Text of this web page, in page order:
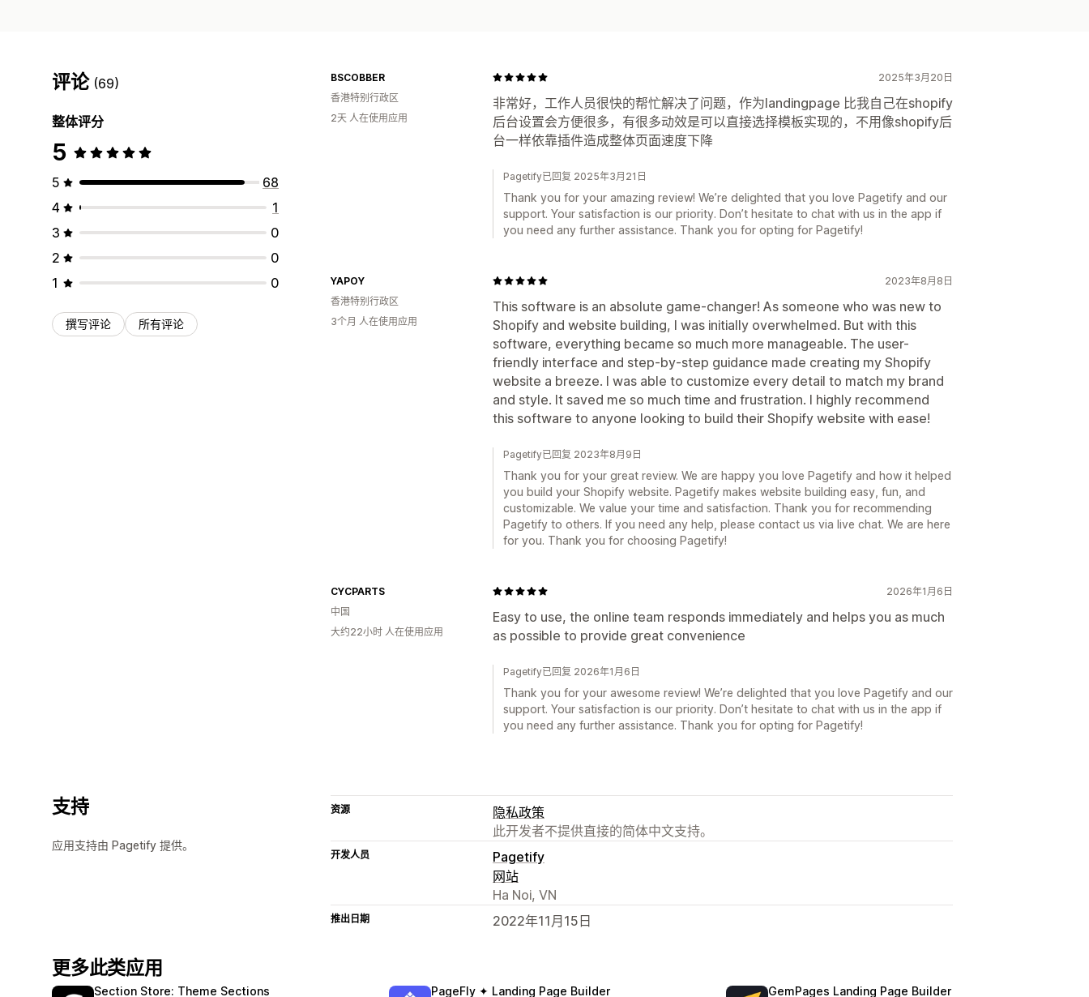
评论 (69)
整体评分
5
5
68
4
1
3
0
2
0
1
0
撰写评论 所有评论
2025年3月20日
非常好，工作人员很快的帮忙解决了问题，作为landingpage 比我自己在shopify
后台设置会方便很多，有很多动效是可以直接选择模板实现的，不用像shopify后
台一样依靠插件造成整体页面速度下降
BSCOBBER
香港特别行政区
2天 人在使用应用
Pagetify已回复 2025年3月21日
Thank you for your amazing review! We’re delighted that you love Pagetify and our
support. Your satisfaction is our priority. Don’t hesitate to chat with us in the app if
you need any further assistance. Thank you for opting for Pagetify!
2023年8月8日
This software is an absolute game-changer! As someone who was new to
Shopify and website building, I was initially overwhelmed. But with this
software, everything became so much more manageable. The user-
friendly interface and step-by-step guidance made creating my Shopify
website a breeze. I was able to customize every detail to match my brand
and style. It saved me so much time and frustration. I highly recommend
this software to anyone looking to build their Shopify website with ease!
YAPOY
香港特别行政区
3个月 人在使用应用
Pagetify已回复 2023年8月9日
Thank you for your great review. We are happy you love Pagetify and how it helped
you build your Shopify website. Pagetify makes website building easy, fun, and
customizable. We value your time and satisfaction. Thank you for recommending
Pagetify to others. If you need any help, please contact us via live chat. We are here
for you. Thank you for choosing Pagetify!
2026年1月6日
Easy to use, the online team responds immediately and helps you as much
as possible to provide great convenience
CYCPARTS
中国
大约22小时 人在使用应用
Pagetify已回复 2026年1月6日
Thank you for your awesome review! We’re delighted that you love Pagetify and our
support. Your satisfaction is our priority. Don’t hesitate to chat with us in the app if
you need any further assistance. Thank you for opting for Pagetify!
支持
应用支持由 Pagetify 提供。
资源
隐私政策
此开发者不提供直接的简体中文支持。
开发人员
Pagetify
网站
Ha Noi, VN
推出日期 2022年11月15日
更多此类应用
Section Store: Theme Sections PageFly ✦ Landing Page Builder GemPages Landing Page Builder